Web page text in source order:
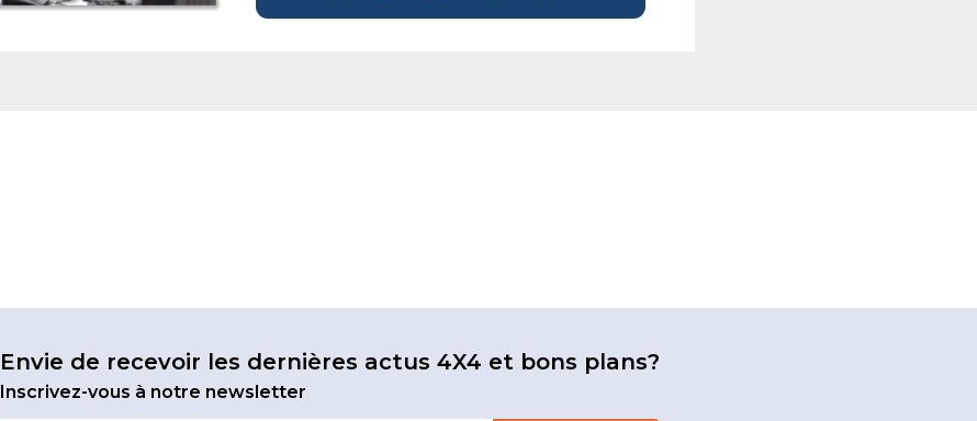
Envie de recevoir les dernières actus 4X4 et bons plans?
Inscrivez-vous à notre newsletter